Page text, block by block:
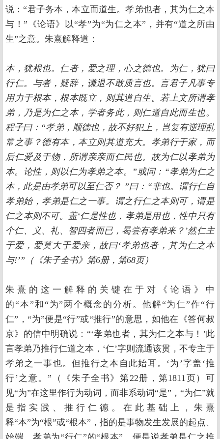
说：“君子务本，本立而道生。孝弟也者，其为仁之本
与！”《论语》以“孝”为“为仁之本”，并有“道之所由
生”之意。朱熹解释道：
本，犹根也。仁者，爱之理，心之德也。为仁，犹曰
行仁。与者，疑辞，谦退不敢质言也。言君子凡事专
用力于根本，根本既立，则其道自生。若上文所谓孝
弟，乃是为仁之本，学者务此，则仁道自此而生也。
程子曰：“孝弟，顺德也，故不好犯上，岂复有逆理乱
常之事？德有本，本立则其道充大。孝弟行于家，而
后仁爱及于物，所谓亲亲而仁民也。故为仁以孝弟为
本。论性，则以仁为孝弟之本。”或问：“孝弟为仁之
本，此是由孝弟可以至仁否？ ”曰：“非也。谓行仁自
孝弟始，孝弟是仁之一事。谓之行仁之本则可，谓是
仁之本则不可。盖‘仁是性也，孝弟是用也，性中只有
个仁、义、礼、智四者而已，曷尝有孝弟来？’然仁主
于爱，爱莫大于爱亲，故曰‘孝弟也者，其为仁之本
与!’”（《朱子全书》第6册，第68页）
朱熹的这一解释的关键在于对《论语》中
的“本”和“为”两个概念的分析。他解“为仁”作“行
仁”，“为”便是“行”或“推行”的意思，如他在《答何叔
京》的信中明确说：“‘孝弟也者，其为仁之本与！’此
言孝弟乃推行仁道之本，‘仁’字则流通该贯，不专主于
孝弟之一事也。但推行之本自此始耳。‘为’字盖‘推
行’之意。”（《朱子全书》第22册，第1811页）可
见“为”在这里作行为动词，而非系动词“是”，“为仁”就
是指实践、推行仁德。在此基础上，朱熹
释“本”为“根”或“根本”，指的是事物发生发展的起点、
始端。孝弟为“行仁”的“根本”，便是说孝弟是仁之推